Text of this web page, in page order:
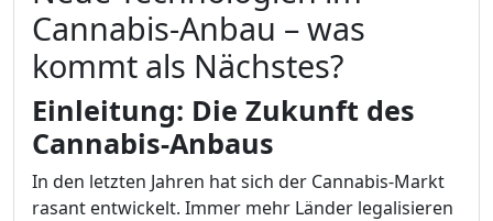
Cannabis-Anbau – was
kommt als Nächstes?
Einleitung: Die Zukunft des
Cannabis-Anbaus
In den letzten Jahren hat sich der Cannabis-Markt
rasant entwickelt. Immer mehr Länder legalisieren